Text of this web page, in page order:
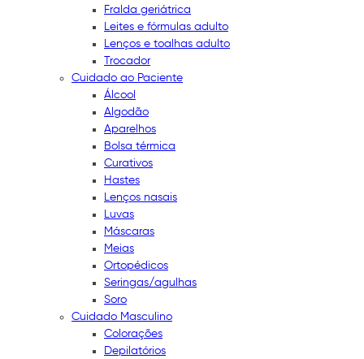
Fralda geriátrica
Leites e fórmulas adulto
Lenços e toalhas adulto
Trocador
Cuidado ao Paciente
Álcool
Algodão
Aparelhos
Bolsa térmica
Curativos
Hastes
Lenços nasais
Luvas
Máscaras
Meias
Ortopédicos
Seringas/agulhas
Soro
Cuidado Masculino
Colorações
Depilatórios